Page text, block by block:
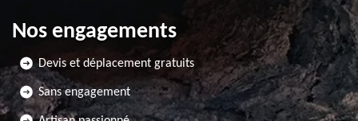
Nos engagements
Devis et déplacement gratuits
Sans engagement